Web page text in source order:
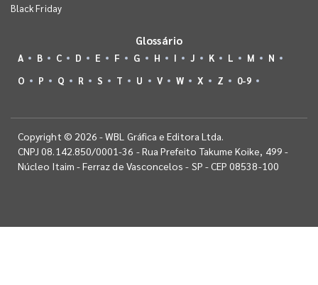
Black Friday
Glossário
A B C D E F G H I J K L M
N
O
P Q R S T U V W X Z 0-9
Copyright © 2026 - WBL Gráfica e Editora Ltda.
CNPJ 08.142.850/0001-36 - Rua Prefeito Takume Koike, 499 -
Núcleo Itaim - Ferraz de Vasconcelos - SP - CEP 08538-100